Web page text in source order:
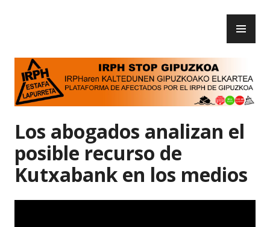
Los abogados analizan el
posible recurso de
Kutxabank en los medios